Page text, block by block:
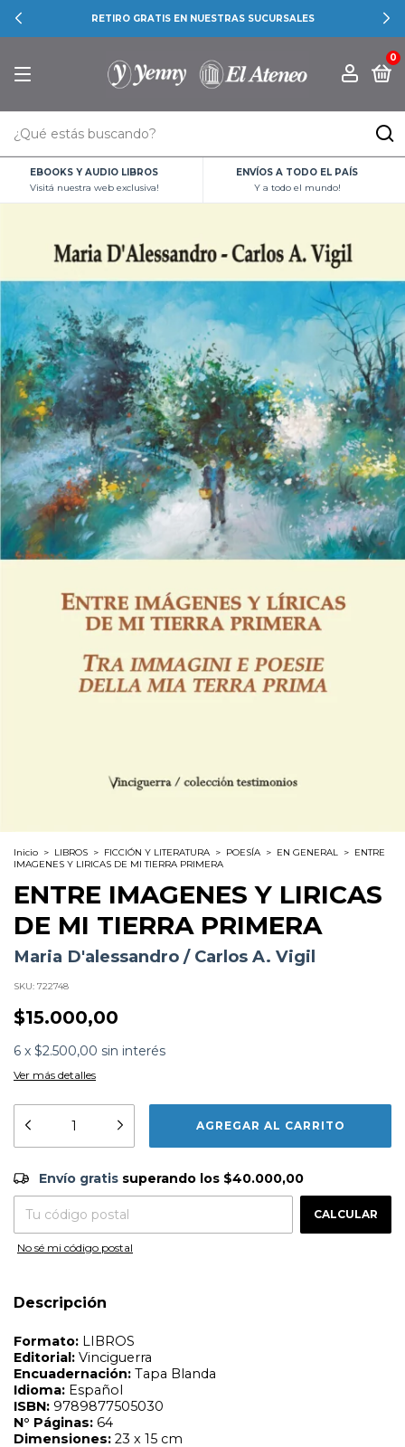
RETIRO GRATIS EN NUESTRAS SUCURSALES
0
EBOOKS Y AUDIO LIBROS
Visitá nuestra web exclusiva!
ENVÍOS A TODO EL PAÍS
Y a todo el mundo!
Inicio > LIBROS > FICCIÓN Y LITERATURA > POESÍA > EN GENERAL > ENTRE
IMAGENES Y LIRICAS DE MI TIERRA PRIMERA
ENTRE IMAGENES Y LIRICAS
DE MI TIERRA PRIMERA
Maria D'alessandro / Carlos A. Vigil
SKU: 722748
$15.000,00
6 x $2.500,00 sin interés
Ver más detalles
Envío gratis $40.000,00
Entregas para el CP: CAMBIAR CP
Envío gratis superando los $40.000,00
CALCULAR
No sé mi código postal
Descripción
Formato:
LIBROS
Editorial:
Vinciguerra
Encuadernación:Tapa Blanda
ISBN:9789877505030
N°Páginas:64
Dimensiones:23 x 15 cm
Fecha Publicación:10/2024
Sinópsis